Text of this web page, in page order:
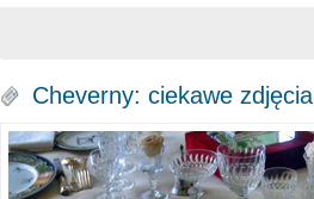
Cheverny: ciekawe zdjęcia